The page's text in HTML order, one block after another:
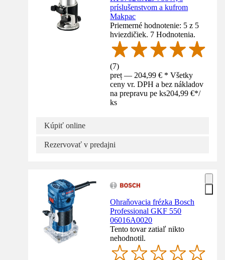
príslušenstvom a kufrom
Makpac
Priemerné hodnotenie: 5 z 5
hviezdičiek. 7 Hodnotenia.
(7)
preț — 204,99 € * Všetky
ceny vr. DPH a bez nákladov
na prepravu pe ks204,99 €*/
ks
Kúpiť online
Rezervovať v predajni
Ohraňovacia frézka Bosch
Professional GKF 550
06016A0020
Tento tovar zatiaľ nikto
nehodnotil.